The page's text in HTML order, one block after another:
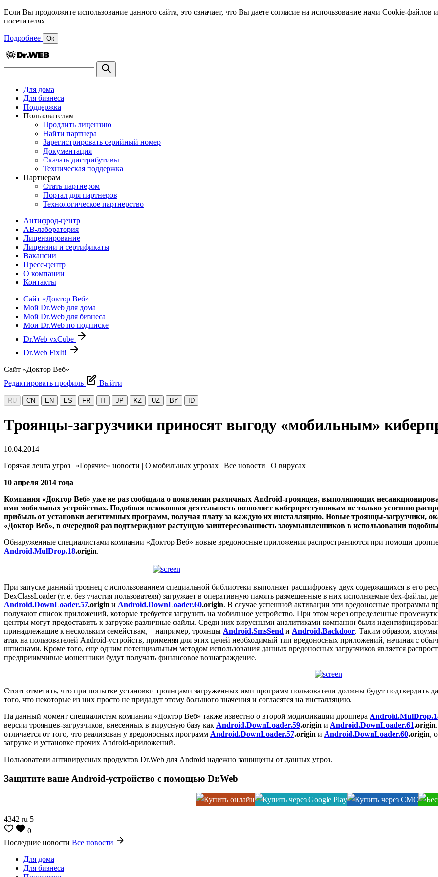
Если Вы продолжите использование данного сайта, это означает, что Вы даете согласие на использование нами Cookie-
посетителях.
Подробнее Ок
Для дома
Для бизнеса
Поддержка
Пользователям
Продлить лицензию
Найти партнера
Зарегистрировать серийный номер
Документация
Скачать дистрибутивы
Техническая поддержка
Партнерам
Стать партнером
Портал для партнеров
Технологическое партнерство
Антифрод-центр
АВ-лаборатория
Лицензирование
Лицензии и сертификаты
Вакансии
Пресс-центр
О компании
Контакты
Сайт «Доктор Веб»
Мой Dr.Web для дома
Мой Dr.Web для бизнеса
Мой Dr.Web по подписке
Dr.Web vxCube
Dr.Web FixIt!
Сайт «Доктор Веб»
Редактировать профиль
Выйти
RU CN EN ES FR IT JP KZ UZ BY ID
Троянцы-загрузчики приносят выгоду «мобильным»
10.04.2014
Горячая лента угроз | «Горячие» новости | О мобильных угрозах | Все новости | О вирусах
10 апреля 2014 года
Компания «Доктор Веб» уже не раз сообщала о появлении различных Android-троянцев, выполняющих
ими мобильных устройствах. Подобная незаконная деятельность позволяет киберпреступникам не только успешно
прибыль от установки легитимных программ, получая плату за каждую их инсталляцию. Новые троянцы-загрузчики,
«Доктор Веб», в очередной раз подтверждают растущую заинтересованность злоумышленников в использовании
Обнаруженные специалистами компании «Доктор Веб» новые вредоносные приложения распространяются при помощи
Android.MulDrop.18.origin.
При запуске данный троянец с использованием специальной библиотеки выполняет расшифровку двух содержащихся в его
DexClassLoader (т. е. без участия пользователя) загружает в оперативную память размещенные в них исполняемые dex-файлы,
Android.DownLoader.57.origin и Android.DownLoader.60.origin. В случае успешной активации эти вредоносные программы
получают список приложений, которые требуется загрузить на мобильное устройство. При этом через определенные
центры могут предоставить к загрузке различные файлы. Среди них вирусными аналитиками компании были
принадлежащие к нескольким семействам, – например, троянцы Android.SmsSend и Android.Backdoor. Таким образом,
атак на пользователей Android-устройств, применяя для этих целей необходимый тип вредоносных приложений, начиная с
шпионами. Кроме того, еще одним потенциальным методом использования данных вредоносных загрузчиков является
предприимчивые мошенники будут получать финансовое вознаграждение.
Стоит отметить, что при попытке установки троянцами загруженных ими программ пользователи должны будут подтвердить
того, что некоторые из них просто не придадут этому большого значения и согласятся на инсталляцию.
На данный момент специалистам компании «Доктор Веб» также известно о второй модификации дроппера
версии троянцев-загрузчиков, внесенных в вирусную базу как Android.DownLoader.59.origin и Android.DownLoader.61.origin
отличается от того, что реализован у вредоносных программ Android.DownLoader.57.origin и Android.DownLoader.60.origin,
загрузке и установке прочих Android-приложений.
Пользователи антивирусных продуктов Dr.Web для Android надежно защищены от данных угроз.
Защитите ваше Android-устройство с помощью Dr.Web
4342 ru 5
0
Последние новости Все новости
Для дома
Для бизнеса